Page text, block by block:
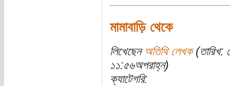
মামাবাড়ি থেকে
লিখেছেন অতিথি লেখক(তারিখ:
১১:৫৬অপরাহ্ন)
ক্যাটেগরি: